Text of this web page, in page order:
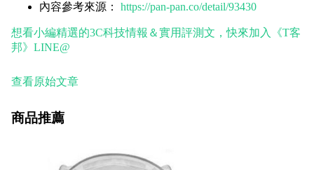
內容參考來源： https://pan-pan.co/detail/93430
想看小編精選的3C科技情報＆實用評測文，快來加入《T客
邦》LINE@
查看原始文章
商品推薦